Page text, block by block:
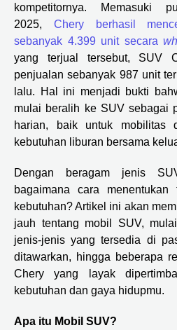
kompetitornya. Memasuki
2025, Chery berhasil
sebanyak 4.399 unit secara
yang terjual tersebut, SUV
penjualan sebanyak 987 unit
lalu. Hal ini menjadi bukti
mulai beralih ke SUV sebagai
harian, baik untuk mobilitas
kebutuhan liburan bersama
Dengan beragam jenis
bagaimana cara
kebutuhan? Artikel ini akan
jauh tentang mobil SUV,
jenis-jenis yang tersedia di
ditawarkan, hingga beberapa
Chery yang layak
kebutuhan dan gaya hidupmu.
Apa itu Mobil SUV?